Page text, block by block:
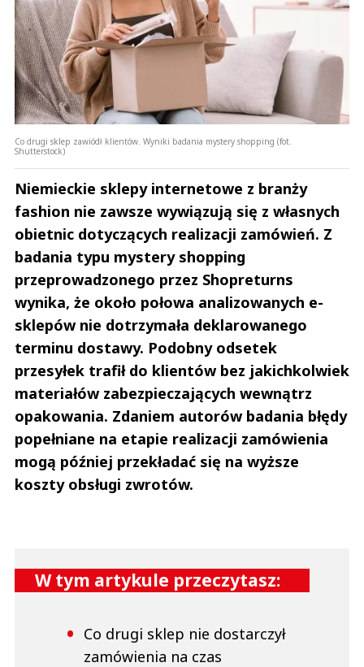
Co drugi sklep zawiódł klientów. Wyniki badania mystery shopping (fot.
Shutterstock)
Niemieckie sklepy internetowe z branży
fashion nie zawsze wywiązują się z własnych
obietnic dotyczących realizacji zamówień. Z
badania typu mystery shopping
przeprowadzonego przez Shopreturns
wynika, że około połowa analizowanych e-
sklepów nie dotrzymała deklarowanego
terminu dostawy. Podobny odsetek
przesyłek trafił do klientów bez jakichkolwiek
materiałów zabezpieczających wewnątrz
opakowania. Zdaniem autorów badania błędy
popełniane na etapie realizacji zamówienia
mogą później przekładać się na wyższe
koszty obsługi zwrotów.
W tym artykule przeczytasz:
Co drugi sklep nie dostarczył
zamówienia na czas